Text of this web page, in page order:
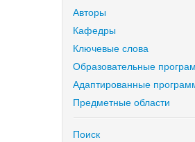
Авторы
Кафедры
Ключевые слова
Образовательные
Адаптированные
Предметные области
Поиск